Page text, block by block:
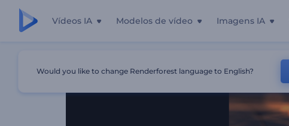
Vídeos IA Modelos de vídeo Imagens IA
Visualizador De Música Em Grade Pulsante
Would you like to change Renderforest language to English?